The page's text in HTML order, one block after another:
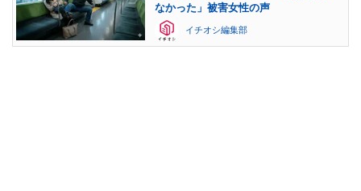
なかった」被害女性の声
イチオシ編集部